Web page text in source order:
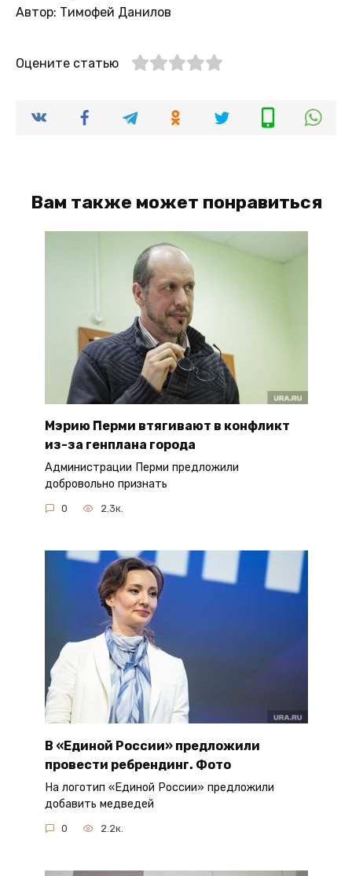
Автор: Тимофей Данилов
Оцените статью
Вам также может понравиться
Мэрию Перми втягивают в конфликт
из-за генплана города
Администрации Перми предложили
добровольно признать
0 2.3к.
В «Единой России» предложили
провести ребрендинг. Фото
На логотип «Единой России» предложили
добавить медведей
0 2.2к.